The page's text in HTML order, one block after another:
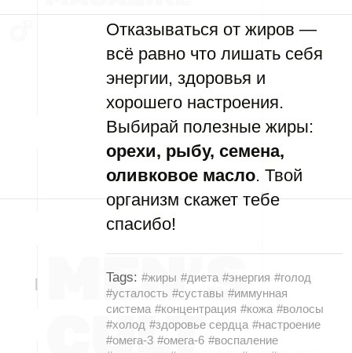
Отказываться от жиров —
всё равно что лишать себя
энергии, здоровья и
хорошего настроения.
Выбирай полезные жиры:
орехи, рыбу, семена,
оливковое масло. Твой
организм скажет тебе
спасибо!
Tags: #жиры #диета #энергия #голод
#усталость #суставы #иммунная
система #концентрация #кожа #волосы
#холод #здоровье сердца #настроение
#омега-3 #омега-6 #воспаление